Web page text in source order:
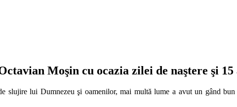
Moşin cu ocazia zilei de naştere şi
lui Dumnezeu şi oamenilor, mai multă lume a avut un gând